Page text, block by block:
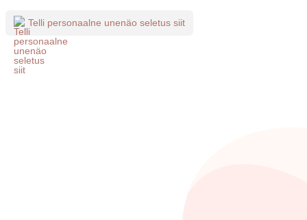
Telli personaalne unenäo seletus siit